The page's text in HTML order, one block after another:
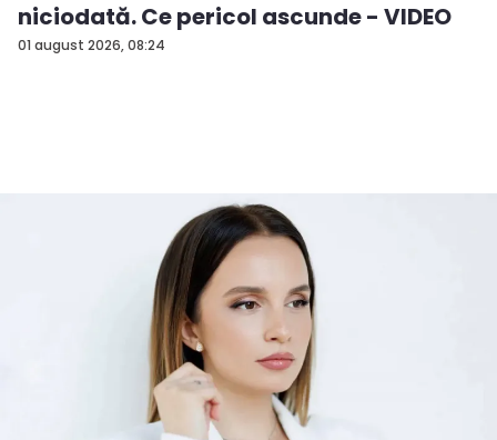
01 august 2026, 08:24
niciodată. Ce pericol ascunde - VIDEO